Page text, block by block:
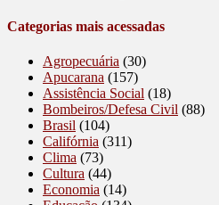
Categorias mais acessadas
Agropecuária (30)
Apucarana (157)
Assistência Social (18)
Bombeiros/Defesa Civil (88)
Brasil (104)
Califórnia (311)
Clima (73)
Cultura (44)
Economia (14)